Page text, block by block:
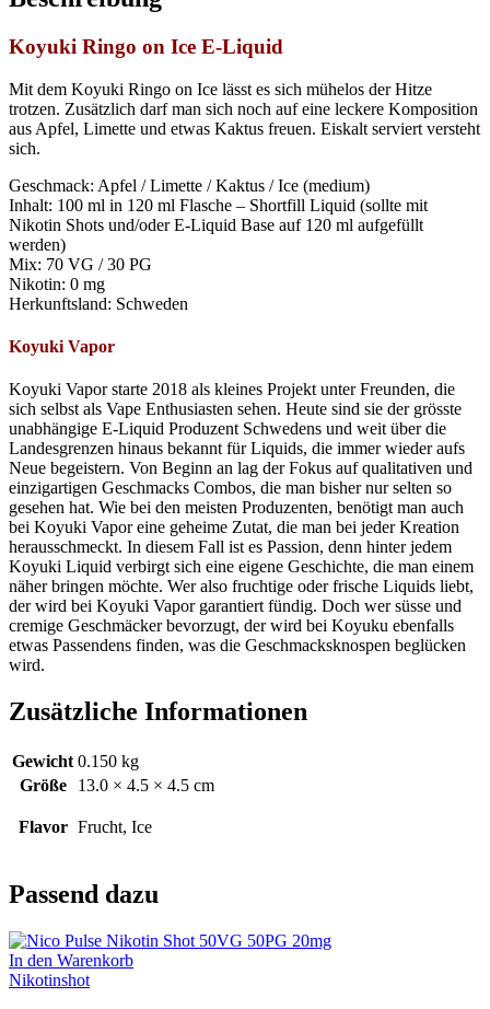
Koyuki Ringo on Ice E-Liquid
Mit dem Koyuki Ringo on Ice lässt es sich mühelos der Hitze
trotzen. Zusätzlich darf man sich noch auf eine leckere Komposition
aus Apfel, Limette und etwas Kaktus freuen. Eiskalt serviert versteht
sich.
Geschmack: Apfel / Limette / Kaktus / Ice (medium)
Inhalt: 100 ml in 120 ml Flasche – Shortfill Liquid (sollte mit
Nikotin Shots und/oder E-Liquid Base auf 120 ml aufgefüllt
werden)
Mix: 70 VG / 30 PG
Nikotin: 0 mg
Herkunftsland: Schweden
Koyuki Vapor
Koyuki Vaporstarte 2018 als kleines Projekt unter Freunden, die
sich selbst als Vape Enthusiasten sehen. Heute sind sie der grösste
unabhängige E-Liquid Produzent Schwedens und weit über die
Landesgrenzen hinaus bekannt für Liquids, die immer wieder aufs
Neue begeistern. Von Beginn an lag der Fokus auf qualitativen und
einzigartigen Geschmacks Combos, die man bisher nur selten so
gesehen hat. Wie bei den meisten Produzenten, benötigt man auch
bei Koyuki Vaporeine geheime Zutat, die man bei jeder Kreation
herausschmeckt. In diesem Fall ist es Passion, denn hinter jedem
Koyuki Liquid verbirgt sich eine eigene Geschichte, die man einem
näher bringen möchte. Wer also fruchtige oder frische Liquids liebt,
der wird bei Koyuki Vaporgarantiert fündig. Doch wersüsse und
cremige Geschmäcker bevorzugt, der wird bei Koyuku ebenfalls
etwas Passendens finden, was die Geschmacksknospen beglücken
wird.
Zusätzliche Informationen
Gewicht 0.150 kg
Größe
13.0 × 4.5 × 4.5 cm
Flavor Frucht, Ice
Passend dazu
In den Warenkorb
Nikotinshot